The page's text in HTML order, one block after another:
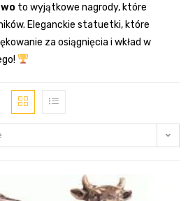
to wyjątkowe nagrody, które
Eleganckie statuetki, które
za osiągnięcia i wkład w